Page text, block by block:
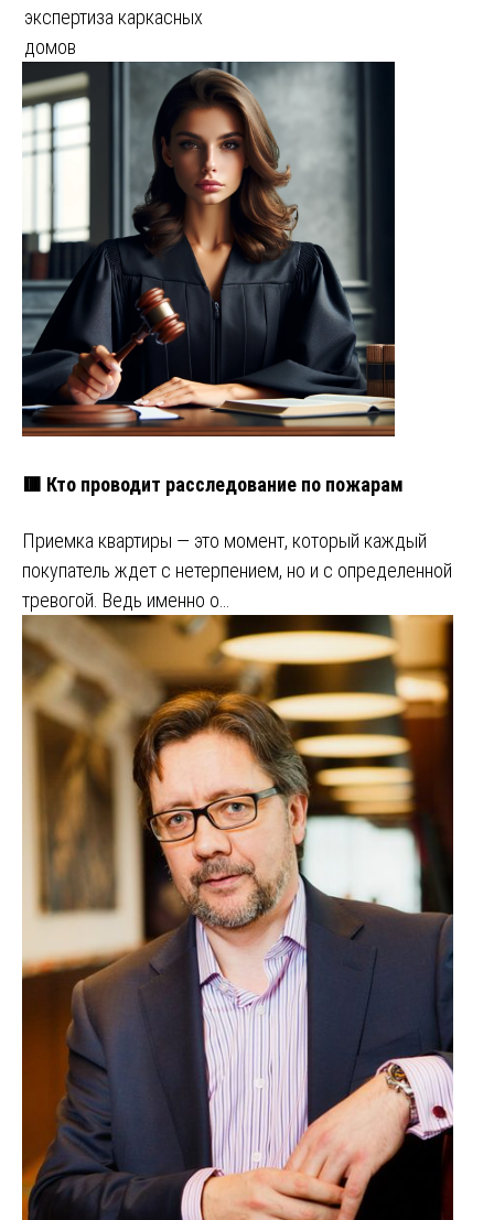
экспертиза каркасных
домов
🟥 Кто проводит расследование по пожарам
Приемка квартиры — это момент, который каждый
покупатель ждет с нетерпением, но и с определенной
тревогой. Ведь именно о…